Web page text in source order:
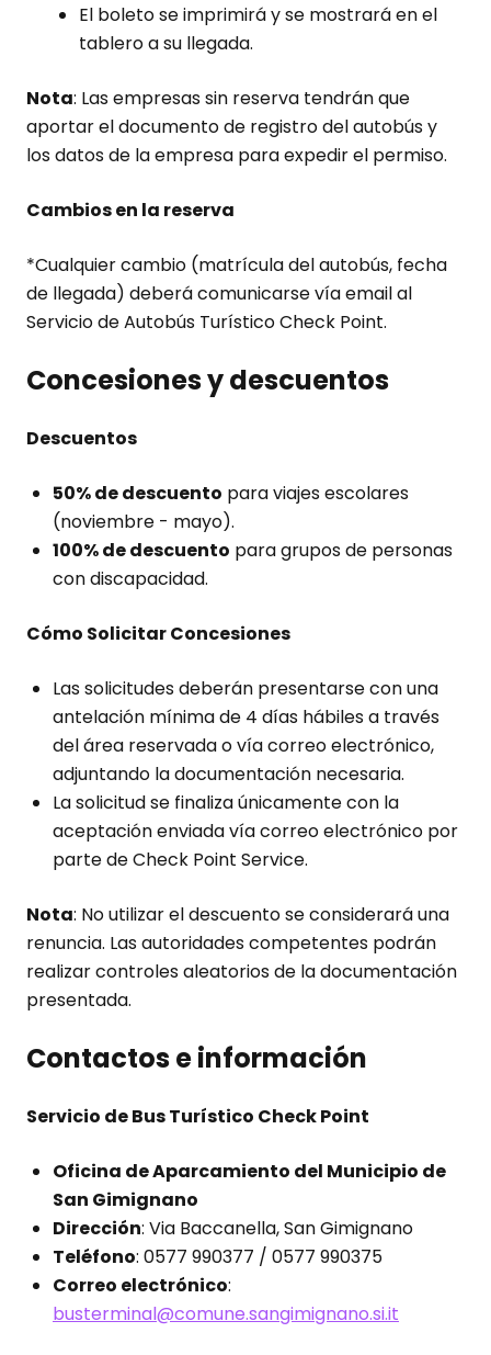
El boleto se imprimirá y se mostrará en el
tablero a su llegada.
Nota: Las empresas sin reserva tendrán que
aportar el documento de registro del autobús y
los datos de la empresa para expedir el permiso.
Cambios en la reserva
*Cualquier cambio (matrícula del autobús, fecha
de llegada) deberá comunicarse vía email al
Servicio de Autobús Turístico Check Point.
Concesiones y descuentos
Descuentos
50% de descuento para viajes escolares
(noviembre - mayo).
100% de descuento para grupos de personas
con discapacidad.
Cómo Solicitar Concesiones
Las solicitudes deberán presentarse con una
antelación mínima de 4 días hábiles a través
del área reservada o vía correo electrónico,
adjuntando la documentación necesaria.
La solicitud se finaliza únicamente con la
aceptación enviada vía correo electrónico por
parte de Check Point Service.
Nota: No utilizar el descuento se considerará una
renuncia. Las autoridades competentes podrán
realizar controles aleatorios de la documentación
presentada.
Contactos e información
Servicio de Bus Turístico Check Point
Oficina de Aparcamiento del Municipio de
San Gimignano
Dirección: Via Baccanella, San Gimignano
Teléfono: 0577 990377 / 0577 990375
Correo electrónico:
busterminal@comune.sangimignano.si.it